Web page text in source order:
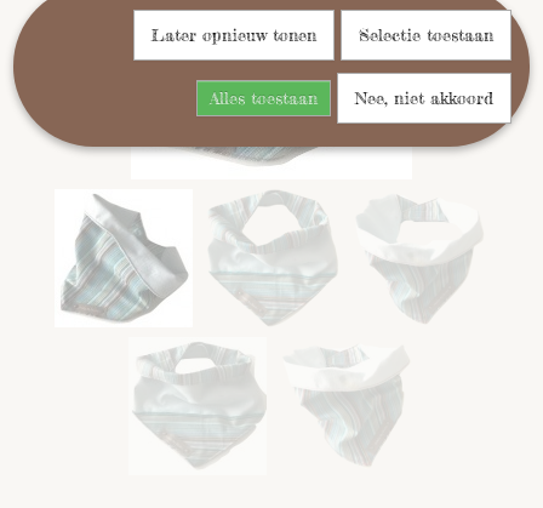
Later opnieuw tonen Selectie toestaan
Alles toestaan Nee, niet akkoord